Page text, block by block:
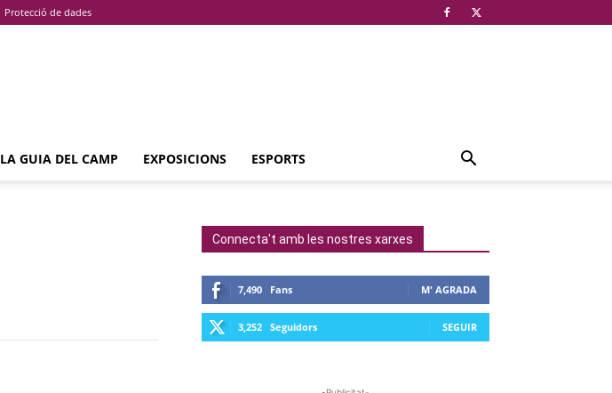
Protecció de dades
LA GUIA DEL CAMP EXPOSICIONS ESPORTS
Connecta't amb les nostres xarxes
7,490 Fans M' AGRADA
3,252 Seguidors SEGUIR